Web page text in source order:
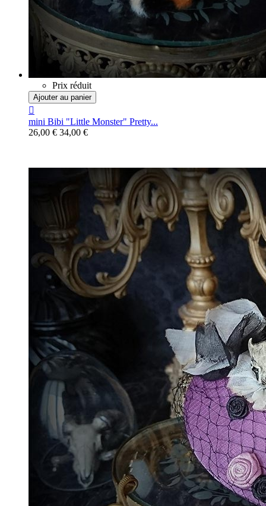
Prix réduit
Ajouter au panier

mini Bibi "Little Monster" Pretty...
26,00 € 34,00 €